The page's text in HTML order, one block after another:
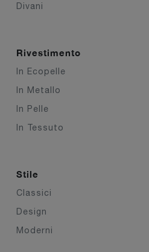
Divani
Rivestimento
In Ecopelle
In Metallo
In Pelle
In Tessuto
Stile
Classici
Design
Moderni